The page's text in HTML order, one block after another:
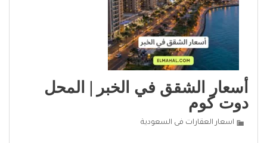
أسعار الشقق في الخبر | المحل
دوت كوم
اسعار العقارات فى السعودية